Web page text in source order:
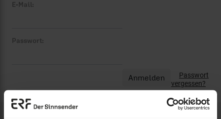
E-Mail:
Passwort:
Passwort
vergessen?